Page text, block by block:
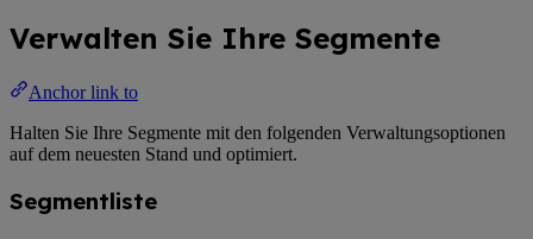
Verwalten Sie Ihre Segmente
Anchor link to
Halten Sie Ihre Segmente mit den folgenden Verwaltungsoptionen
auf dem neuesten Stand und optimiert.
Segmentliste